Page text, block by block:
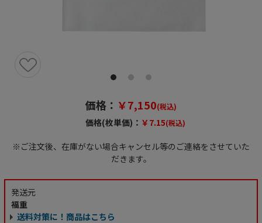
価格： ￥7,150(税込)
価格(枚単価)： ￥7.15(税込)
※ご注文後、在庫がない場合キャンセル等のご連絡をさせていた
だきます。
発送元
福重
送料対策に！商品はこちら